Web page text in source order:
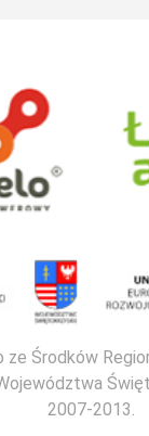
ze Środków
2007-2013.